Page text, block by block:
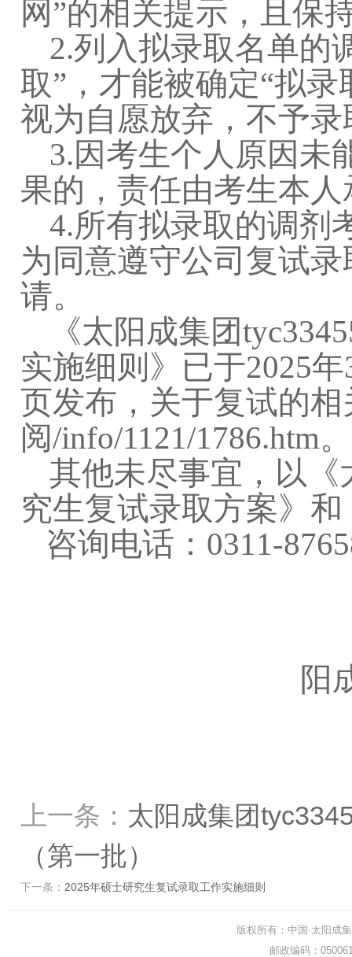
网”的相关提示，且保
2.列入拟录取名单的
取”，才能被确定“拟
视为自愿放弃，不予录
3.因考生个人原因未
果的，责任由考生本人
4.所有拟录取的调剂
为同意遵守公司复试
请。
《太阳成集团
实施细则》已于2025年
页发布，关于复试的
阅/info/1121/1786.htm。
其他未尽事宜，以《
究生复试录取方案》
咨询电话： 0311-
阳
上一条： 太阳成集团
（第一批）
下一条： 2025年硕士研究生复试录取工作实施细则
版权所有：中国·太阳成
邮政编码：